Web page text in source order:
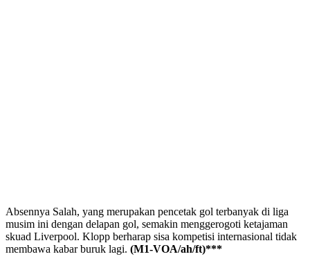
Absennya Salah, yang merupakan pencetak gol terbanyak di liga
musim ini dengan delapan gol, semakin menggerogoti ketajaman
skuad Liverpool. Klopp berharap sisa kompetisi internasional tidak
membawa kabar buruk lagi. (M1-VOA/ah/ft)***